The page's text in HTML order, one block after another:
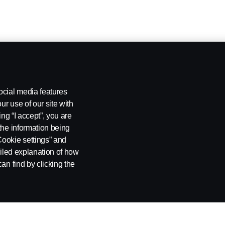
media features
use of our site with
“I accept”, you are
information being
settings” and
explanation of how
find by clicking the